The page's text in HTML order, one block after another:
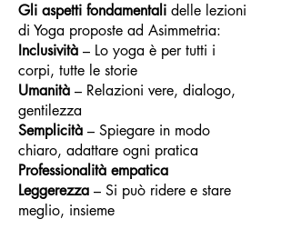
Gli aspetti fondamentali delle lezioni
di Yoga proposte ad Asimmetria:
Inclusività – Lo yoga è per tutti i
corpi, tutte le storie
Umanità – Relazioni vere, dialogo,
gentilezza
Semplicità – Spiegare in modo
chiaro, adattare ogni pratica
Professionalità empatica
Leggerezza – Si può ridere e stare
meglio, insieme